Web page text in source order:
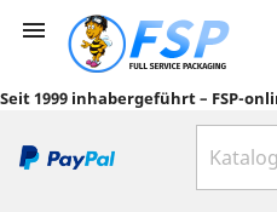

Seit 1999 inhabergeführt – FSP-